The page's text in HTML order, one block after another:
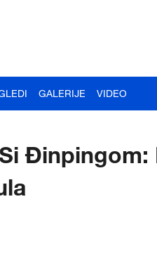
GALERIJE VIDEO